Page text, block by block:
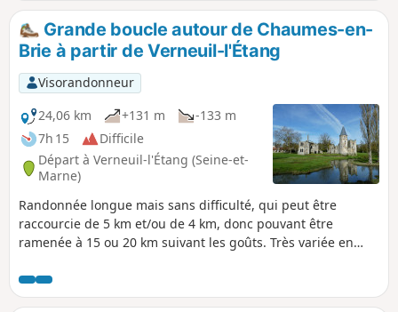
l'ancien monastère des Camaldules,
pour ensuite redescendre vers le
Réveillon qu'on longe jusqu'à la
confluence. Le retour s'effectue dans
Brunoy en passant devant le musée
Robert Dubois-Corneau, l'Église Saint-
Médard, et enfin le pont Perronet.
Grande boucle autour de Chaumes-en-
Brie à partir de Verneuil-l'Étang
Visorandonneur
24,06 km
+131 m
-133 m
7h 15
Difficile
Départ à Verneuil-l'Étang (Seine-et-
Marne)
Randonnée longue mais sans difficulté, qui peut être
raccourcie de 5 km et/ou de 4 km, donc pouvant être
ramenée à 15 ou 20 km suivant les goûts. Très variée en
nombreuses curiosités architecturales de différents styles.